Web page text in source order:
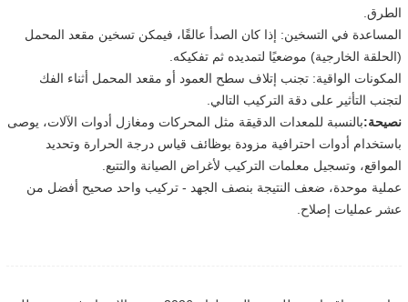
الطرق.
المساعدة في التسخين: إذا كان الصدأ عالقًا، فيمكن تسخين مقعد المحمل
(الحلقة الخارجية) موضعيًا لتمديده ثم تفكيكه.
المكونات الواقية: تجنب إتلاف سطح العمود أو مقعد المحمل أثناء الفك
لتجنب التأثير على دقة التركيب التالي.
نصيحة:بالنسبة للمعدات الدقيقة مثل المحركات ومغازل أدوات الآلات، يوصى
باستخدام أدوات احترافية مزودة بوظائف قياس درجة الحرارة وتحديد
المواقع، وتسجيل معلمات التركيب لأغراض الصيانة والتتبع.
عملية موحدة، ضعف النتيجة بنصف الجهد - تركيب واحد صحيح أفضل من
عشر عمليات إصلاح.